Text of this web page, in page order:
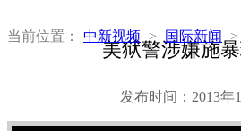
当前位置： 中新视频 > 国际新闻 >
美狱警涉嫌施
发布时间：2013年